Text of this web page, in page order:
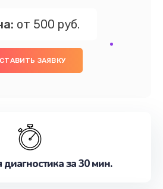
от 500 руб.
ЗАЯВКУ
диагностика за 30 мин.